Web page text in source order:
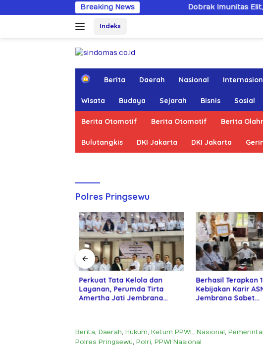
ke
Breaking NewsDobrak Imunitas Elit, PPWI Minta
Indeks
H
e
Berita Daerah Nasional
Wisata Budaya Sejarah Bisnis Sosial
Berita Otomotif Berita Otomotif Berita
Bulutangkis DKI Jakarta DKI Jakarta
Polres Pringsewu
Perkuat Tata Kelola dan
Layanan, Perumda Tirta
Amertha Jati Jembrana
Berhasil Terapkan 12
Kebijakan Karir ASN,
Jembrana Sabet
Berita, Daerah, Hukum, Ketum PPWI., Nasional,
Polres Pringsewu, Polri, PPWI Nasional